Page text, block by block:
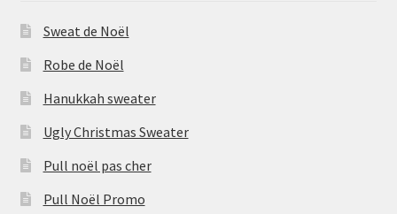
Sweat de Noël
Robe de Noël
Hanukkah sweater
Ugly Christmas Sweater
Pull noël pas cher
Pull Noël Promo